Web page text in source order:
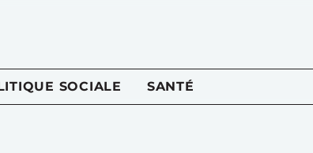
SOCIALE SANTÉ